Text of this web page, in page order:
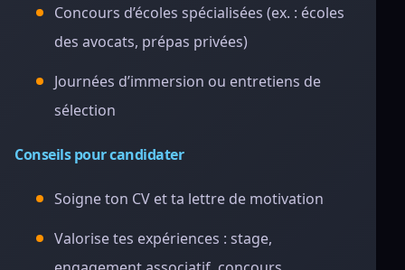
Concours d’écoles spécialisées (ex. : écoles
des avocats, prépas privées)
Journées d’immersion ou entretiens de
sélection
Conseils pour candidater
Soigne ton CV et ta lettre de motivation
Valorise tes expériences : stage,